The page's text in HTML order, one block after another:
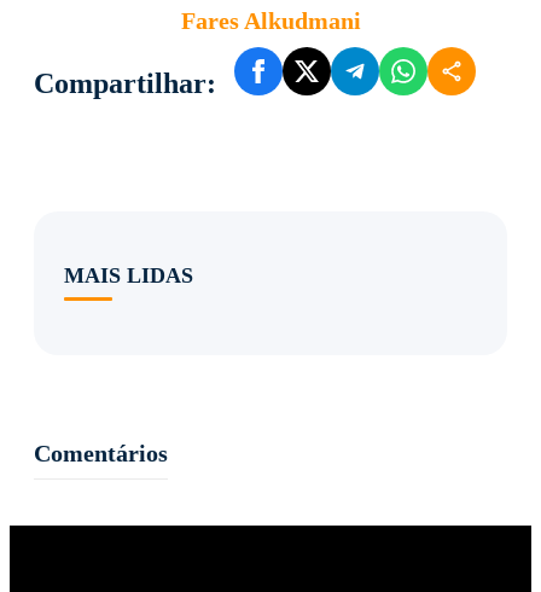
Fares Alkudmani
Compartilhar:
MAIS LIDAS
Comentários